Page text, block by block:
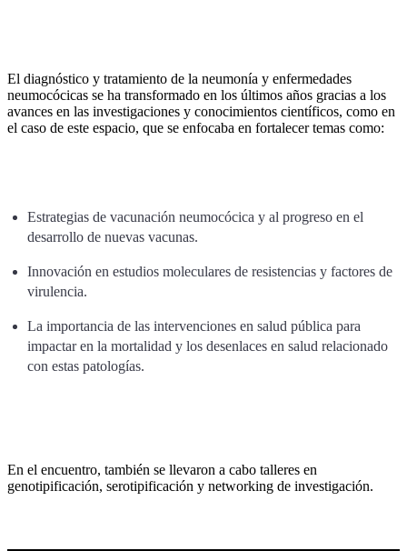
El diagnóstico y tratamiento de la neumonía y enfermedades
neumocócicas se ha transformado en los últimos años gracias a los
avances en las investigaciones y conocimientos científicos, como en
el caso de este espacio, que se enfocaba en fortalecer temas como:
Estrategias de vacunación neumocócica y al progreso en el
desarrollo de nuevas vacunas.
Innovación en estudios moleculares de resistencias y factores de
virulencia.
La importancia de las intervenciones en salud pública para
impactar en la mortalidad y los desenlaces en salud relacionado
con estas patologías.
En el encuentro, también se llevaron a cabo talleres en
genotipificación, serotipificación y networking de investigación.